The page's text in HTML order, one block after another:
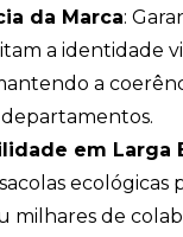
da Marca:
a identidade
a
em Larga
ecológicas
milhares de